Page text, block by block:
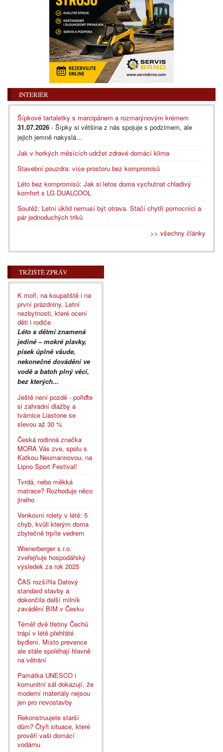
INTERIÉR
Šípkové tartaletky s marcipánem a rozmarýnovým krémem
31.07.2026 - Šípky si většina z nás spojuje s podzimem, ale
jejich jemně nakyslá...
Jak v horkých měsících udržet zdravé domácí klima
Stavební pouzdra: více prostoru bez kompromisů
Léto bez kompromisů: Jak si letos doma vychutnat chladivý
komfort s LG DUALCOOL
Soutěž: Letní úklid nemusí být otrava. Stačí chytří pomocníci a
pár jednoduchých triků
>> všechny články
TRŽIŠTĚ ZPRÁV
K moři, na koupaliště i na
první prázdniny. Letní
nezbytnosti, které ocení
děti i rodiče
Léto s dětmi znamená
jediné – mokré plavky,
písek úplně všude,
nekonečné dovádění ve
vodě a batoh plný věcí,
bez kterých...
Ještě není pozdě - pořiďte
si zahradní dlažby a
tvárnice Liastone se
slevou až 30 %
Česká rodinná značka
MORA Vás zve, spolu s
Katkou Neumannovou, na
Lipno Sport Festival!
Tvrdá, nebo měkká
matrace? Rozhoduje něco
jiného
Venkovní rolety v létě: 5
chyb, kvůli kterým doma
zbytečně trpíte vedrem
Wienerberger s.r.o.
zveřejňuje hospodářský
výsledek za rok 2025
ČAS rozšířila Datový
standard stavby a
dokončila další milník
zavádění BIM v Česku
Téměř dvě třetiny Čechů
trápí v létě přehřáté
bydlení. Místo prevence
ale stále spoléhají hlavně
na větrání
Památka UNESCO i
komunitní sál dokazují, že
moderní materiály nejsou
jen pro novostavby
Rekonstruujete starší
dům? Čtyři situace, které
prověří vaši domácí
vodárnu